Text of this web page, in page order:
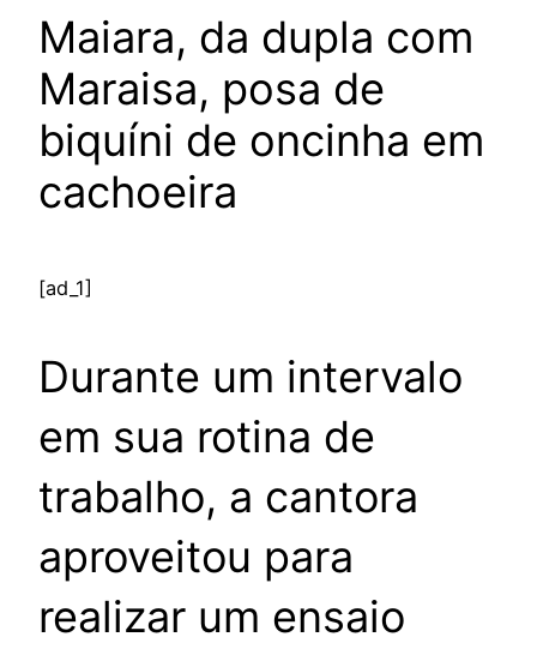
Maiara, da dupla com
Maraisa, posa de
biquíni de oncinha em
cachoeira
[ad_1]
Durante um intervalo
em sua rotina de
trabalho, a cantora
aproveitou para
realizar um ensaio